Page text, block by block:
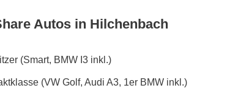
Autos in Hilchenbach
(Smart, BMW I3 inkl.)
(VW Golf, Audi A3, 1er BMW inkl.)